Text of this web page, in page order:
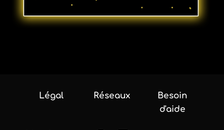
Légal Réseaux
Besoin
d'aide